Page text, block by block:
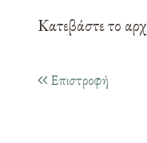
Κατεβάστε το
Επιστροφή